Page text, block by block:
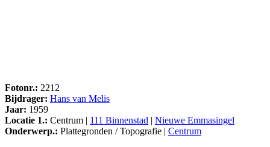
Fotonr.: 2212
Bijdrager: Hans van Melis
Jaar: 1959
Locatie 1.: Centrum | 111 Binnenstad
Nieuwe Emmasingel
Onderwerp.: Plattegronden / Topografie | Centrum